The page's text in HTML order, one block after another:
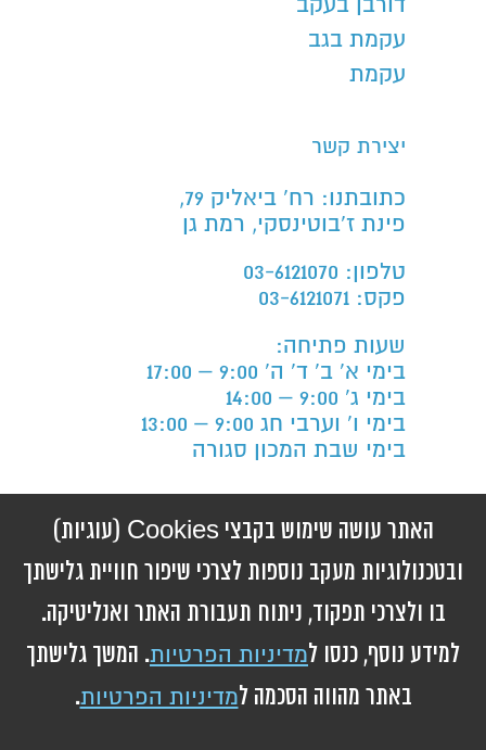
דורבן בעקב
עקמת בגב
עקמת
יצירת קשר
כתובתנו: רח’ ביאליק 79,
פינת ז’בוטינסקי, רמת גן
טלפון: 03-6121070
פקס: 03-6121071
שעות פתיחה:
בימי א' ב' ד' ה' 9:00 – 17:00
בימי ג' 9:00 – 14:00
בימי ו' וערבי חג 9:00 – 13:00
בימי שבת המכון סגורה
© 2026 ברזילי להב מכון
שמורות
בניית אתרים ושיווק באינטרנט
האתר עושה שימוש בקבצי Cookies (עוגיות)
ובטכנולוגיות מעקב נוספות לצרכי שיפור חוויית גלישתך
בו ולצרכי תפקוד, ניתוח תעבורת האתר ואנליטיקה.
למידע נוסף, כנסו למדיניות הפרטיות. המשך גלישתך
באתר מהווה הסכמה למדיניות הפרטיות.